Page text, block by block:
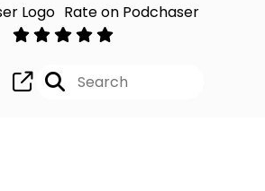
Rate on Podchaser